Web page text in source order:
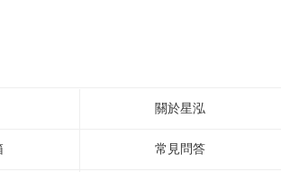
關於星泓
常見問答